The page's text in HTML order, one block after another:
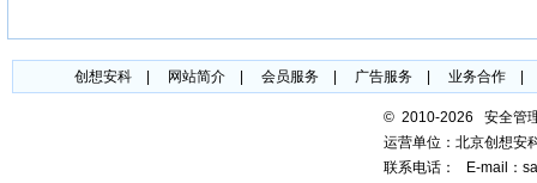
创想安科| 网站简介| 会员服务| 广告服务| 业务合作|
© 2010-2026 安全
运营单位：北京创想安
联系电话：
E-mail：